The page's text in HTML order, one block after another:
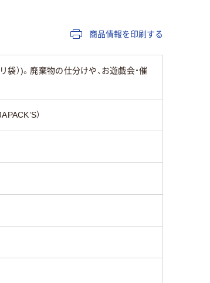
0.020ｍｍ
商品情報を印刷する
）)。廃棄物の仕分けや、お遊戯会・催
）